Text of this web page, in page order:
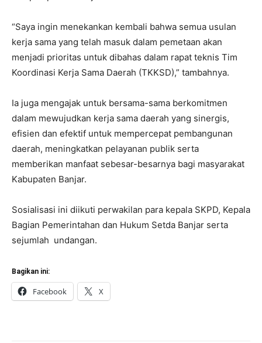
“Saya ingin menekankan kembali bahwa semua usulan
kerja sama yang telah masuk dalam pemetaan akan
menjadi prioritas untuk dibahas dalam rapat teknis Tim
Koordinasi Kerja Sama Daerah (TKKSD),” tambahnya.
Ia juga mengajak untuk bersama-sama berkomitmen
dalam mewujudkan kerja sama daerah yang sinergis,
efisien dan efektif untuk mempercepat pembangunan
daerah, meningkatkan pelayanan publik serta
memberikan manfaat sebesar-besarnya bagi masyarakat
Kabupaten Banjar.
Sosialisasi ini diikuti perwakilan para kepala SKPD, Kepala
Bagian Pemerintahan dan Hukum Setda Banjar serta
sejumlah undangan.
Bagikan ini:
Facebook X